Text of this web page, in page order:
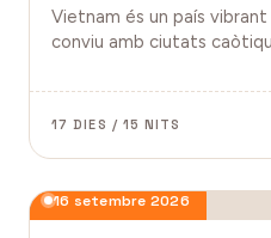
Vietnam és un país vibrant
conviu amb ciutats
badies. Cambodja és un
antiga, on els temples
17 DIES / 15 NITS
16 setembre 2026